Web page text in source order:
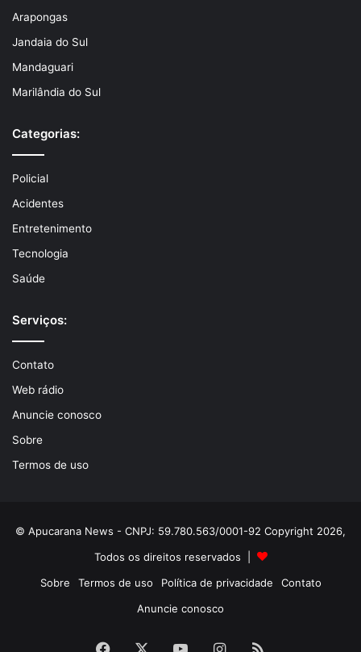
Arapongas
Jandaia do Sul
Mandaguari
Marilândia do Sul
Categorias:
Policial
Acidentes
Entretenimento
Tecnologia
Saúde
Serviços:
Contato
Web rádio
Anuncie conosco
Sobre
Termos de uso
© Apucarana News - CNPJ: 59.780.563/0001-92 Copyright 2026,
Todos os direitos reservados |
Sobre
Termos de uso Política de privacidade
Contato
Anuncie conosco
Facebook YouTubeInstagram
RSS